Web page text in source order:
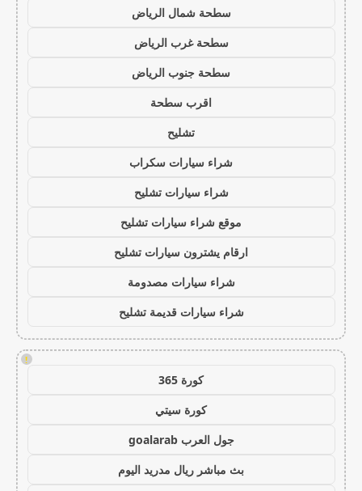
سطحة شمال الرياض
سطحة غرب الرياض
سطحة جنوب الرياض
اقرب سطحة
تشليح
شراء سيارات سكراب
شراء سيارات تشليح
موقع شراء سيارات تشليح
ارقام يشترون سيارات تشليح
شراء سيارات مصدومة
شراء سيارات قديمة تشليح
!
كورة 365
كورة سيتي
جول العرب goalarab
بث مباشر ريال مدريد اليوم